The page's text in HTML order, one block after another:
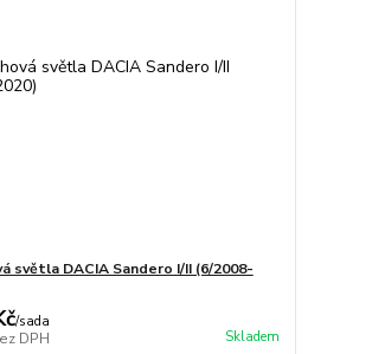
světla DACIA Sandero I/II (6/2008-
/sada
DPH Skladem